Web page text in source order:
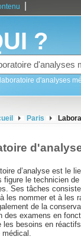
?
d'analyses
Paris
d’analyse est le
figure le technicien
Ses tâches
les nommer et à les
de la
des examens en
les besoins en
médical.